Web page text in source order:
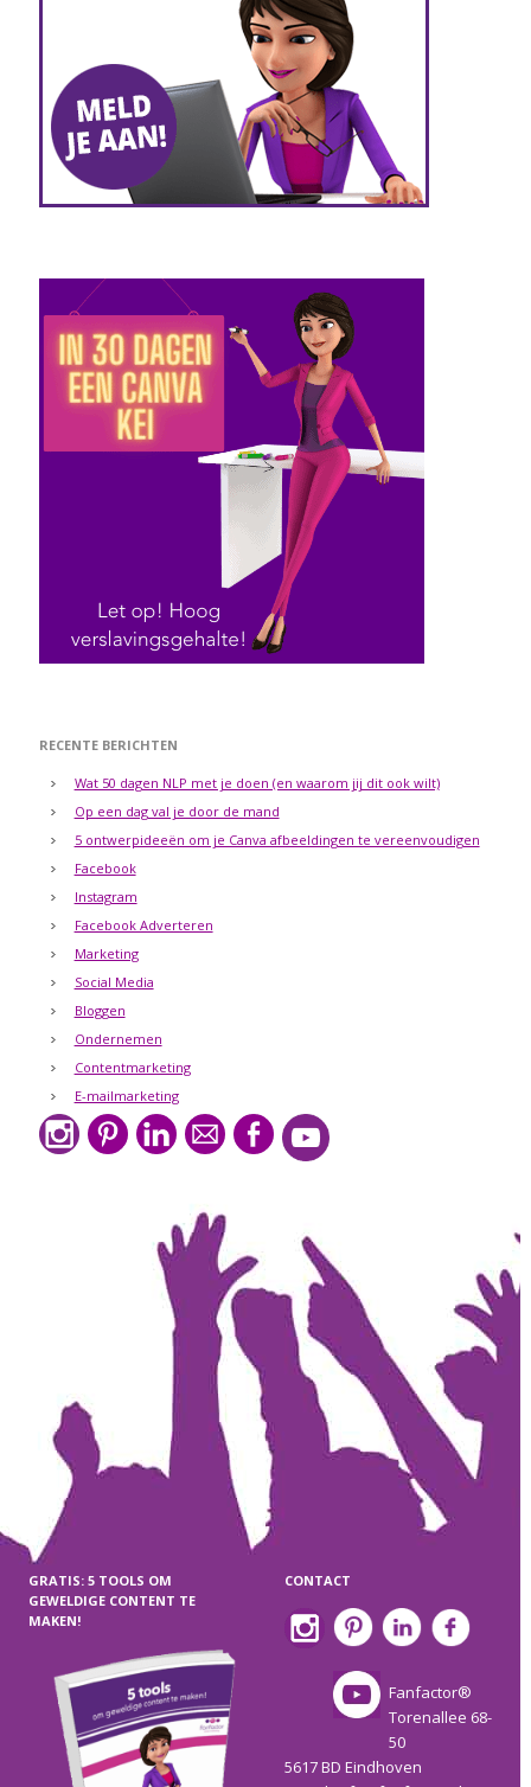
RECENTE BERICHTEN
Wat 50 dagen NLP met je doen (en waarom jij dit ook wilt)
Op een dag val je door de mand
5 ontwerpideeën om je Canva afbeeldingen te vereenvoudigen
Facebook
Instagram
Facebook Adverteren
Marketing
Social Media
Bloggen
Ondernemen
Contentmarketing
E-mailmarketing
GRATIS: 5 TOOLS OM
GEWELDIGE CONTENT TE
MAKEN!
CONTACT
Fanfactor®
Torenallee 68-
50
5617 BD Eindhoven